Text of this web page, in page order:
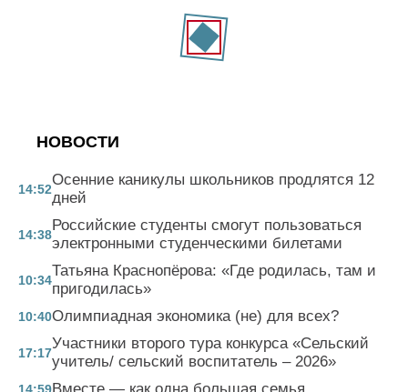
НОВОСТИ
14:52
Осенние каникулы школьников продлятся 12
дней
14:38
Российские студенты смогут пользоваться
электронными студенческими билетами
10:34
Татьяна Краснопёрова: «Где родилась, там и
пригодилась»
10:40Олимпиадная экономика (не) для всех?
17:17
Участники второго тура конкурса «Сельский
учитель/ сельский воспитатель – 2026»
14:59Вместе — как одна большая семья